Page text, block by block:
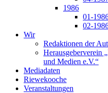
1986
01-
02-
Wir
Redaktionen der
Herausgeberverein
und Medien e.V.“
Mediadaten
Riewekooche
Veranstaltungen